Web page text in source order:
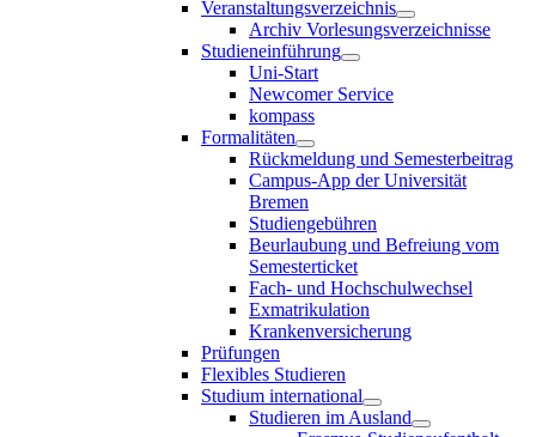
Veranstaltungsverzeichnis
Archiv Vorlesungsverzeichnisse
Studieneinführung
Uni-Start
Newcomer Service
kompass
Formalitäten
Rückmeldung und Semesterbeitrag
Campus-App der Universität
Bremen
Studiengebühren
Beurlaubung und Befreiung vom
Semesterticket
Fach- und Hochschulwechsel
Exmatrikulation
Krankenversicherung
Prüfungen
Flexibles Studieren
Studium international
Studieren im Ausland